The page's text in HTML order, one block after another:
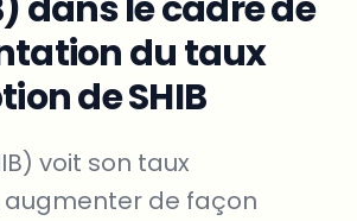
du taux
de SHIB
voit son taux
de façon